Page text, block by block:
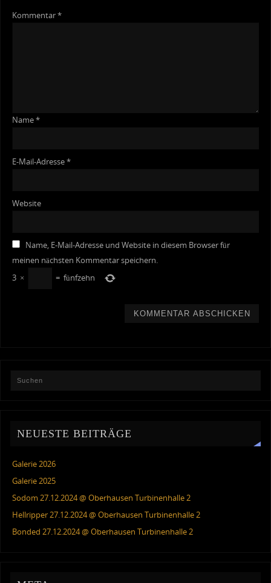
Kommentar*
Name*
E-Mail-Adresse*
Website
Name, E-Mail-Adresse und Website in diesem Browser für
meinen nächsten Kommentar speichern.
3 × = fünfzehn
NEUESTE BEITRÄGE
Galerie 2026
Galerie 2025
Sodom 27.12.2024 @ Oberhausen Turbinenhalle 2
Hellripper 27.12.2024 @ Oberhausen Turbinenhalle 2
Bonded 27.12.2024 @ Oberhausen Turbinenhalle 2